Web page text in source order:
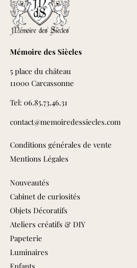
Mémoire des Siècles
5 place du château
11000 Carcassonne
Tel: 06.85.73.46.31
contact@memoiredessiecles.com
Conditions générales de vente
Mentions Légales
Nouveautés
Cabinet de curiosités
Objets Décoratifs
Ateliers créatifs & DIY
Papeterie
Luminaires
Enfants